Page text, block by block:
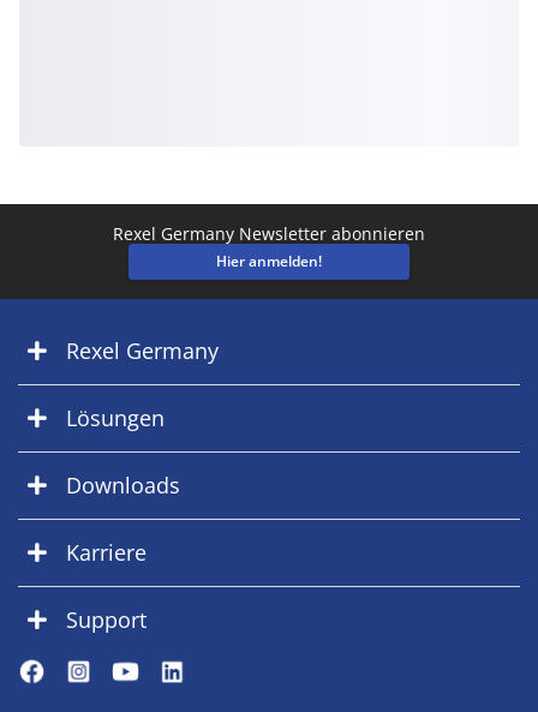
Rexel Germany Newsletter abonnieren
Hier anmelden!
Rexel Germany
Lösungen
Downloads
Karriere
Support